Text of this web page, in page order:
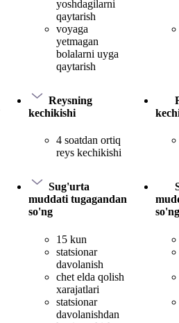
yoshdagilarni
qaytarish
voyaga
yetmagan
bolalarni uyga
qaytarish
Reysning
kechikishi
4 soatdan ortiq
reys kechikishi
Sug'urta
muddati tugagandan
so'ng
15 kun
statsionar
davolanish
chet elda qolish
xarajatlari
statsionar
davolanishdan
so'ng